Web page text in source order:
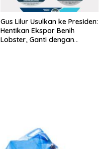
Gus Lilur Usulkan ke Presiden:
Hentikan Ekspor Benih
Lobster, Ganti dengan